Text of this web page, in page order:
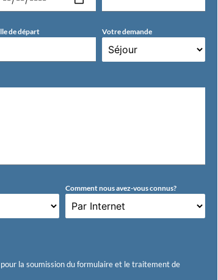
de départ Votre demande
Comment nous avez-vous connus?
la soumission du formulaire et le traitement de